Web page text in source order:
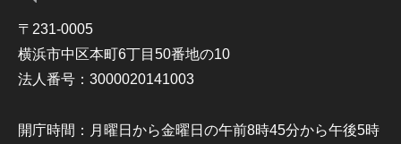
〒231-0005
横浜市中区本町6丁目50番地の10
法人番号：3000020141003
開庁時間：月曜日から金曜日の午前8時45分から午後5時